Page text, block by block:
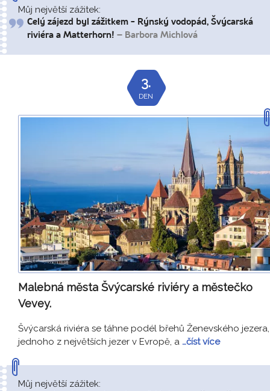
Můj největší zážitek:
Celý zájezd byl zážitkem - Rýnský vodopád, Švýcarská
riviéra a Matterhorn! – Barbora Michlová
3.
DEN
Malebná města Švýcarské riviéry a městečko
Vevey.
Švýcarská riviéra se táhne podél břehů Ženevského jezera,
jednoho z největších jezer v Evropě, a …číst více
Můj největší zážitek: